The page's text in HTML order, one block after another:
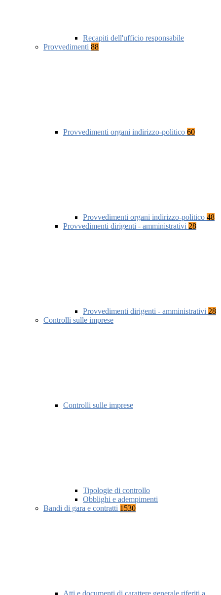
Recapiti dell'ufficio responsabile
Provvedimenti 88
Provvedimenti organi indirizzo-politico 60
Provvedimenti organi indirizzo-politico 48
Provvedimenti dirigenti - amministrativi 28
Provvedimenti dirigenti - amministrativi 28
Controlli sulle imprese
Controlli sulle imprese
Tipologie di controllo
Obblighi e adempimenti
Bandi di gara e contratti 1530